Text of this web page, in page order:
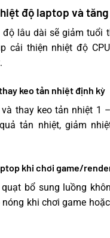
độ laptop và
độ lâu dài sẽ giảm tuổi
cải thiện nhiệt độ
keo tản nhiệt định kỳ
và thay keo tản nhiệt 1
tản nhiệt, giảm
khi chơi game/
bổ sung luồng
khi chơi game